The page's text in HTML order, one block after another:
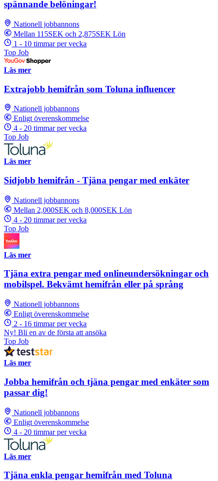
spännande belöningar!
Nationell jobbannons
Mellan 115SEK och 2,875SEK Lön
1 - 10 timmar per vecka
Top Job
Läs mer
Extrajobb hemifrån som Toluna influencer
Nationell jobbannons
Enligt överenskommelse
4 - 20 timmar per vecka
Top Job
Läs mer
Sidjobb hemifrån - Tjäna pengar med enkäter
Nationell jobbannons
Mellan 2,000SEK och 8,000SEK Lön
4 - 20 timmar per vecka
Top Job
Läs mer
Tjäna extra pengar med onlineundersökningar och
mobilspel. Bekvämt hemifrån eller på språng
Nationell jobbannons
Enligt överenskommelse
2 - 16 timmar per vecka
Ny! Bli en av de första att ansöka
Top Job
Läs mer
Jobba hemifrån och tjäna pengar med enkäter som
passar dig!
Nationell jobbannons
Enligt överenskommelse
4 - 20 timmar per vecka
Läs mer
Tjäna enkla pengar hemifrån med Toluna